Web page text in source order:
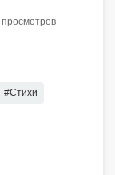
#Стихи